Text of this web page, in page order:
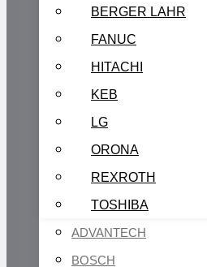
BERGER LAHR
FANUC
HITACHI
KEB
LG
ORONA
REXROTH
TOSHIBA
ADVANTECH
BOSCH